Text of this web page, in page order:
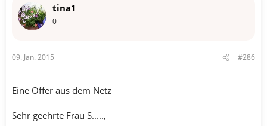
tina1
0
09. Jan. 2015 #286
Eine Offer aus dem Netz
Sehr geehrte Frau S.....,